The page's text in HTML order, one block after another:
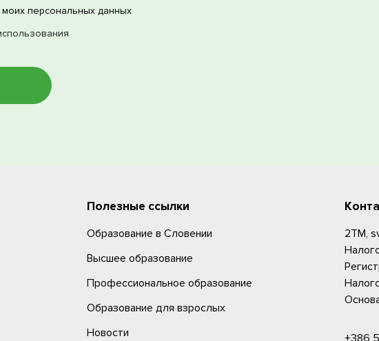
моих персональных данных
Полезные ссылки
Образование в Словении
Высшее образование
Профессиональное образование
Образование для взрослых
Новости
2TM,